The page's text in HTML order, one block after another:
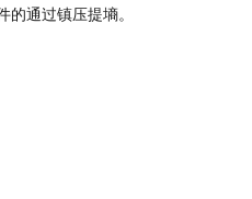
的通过镇压提墒。